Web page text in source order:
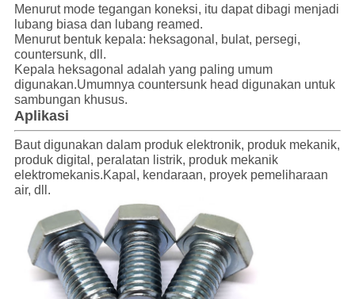
Menurut mode tegangan koneksi, itu dapat dibagi menjadi
lubang biasa dan lubang reamed.
Menurut bentuk kepala: heksagonal, bulat, persegi,
countersunk, dll.
Kepala heksagonal adalah yang paling umum
digunakan.Umumnya countersunk head digunakan untuk
sambungan khusus.
Aplikasi
Baut digunakan dalam produk elektronik, produk mekanik,
produk digital, peralatan listrik, produk mekanik
elektromekanis.Kapal, kendaraan, proyek pemeliharaan
air, dll.